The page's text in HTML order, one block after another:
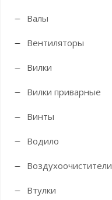
Валы
Вентиляторы
Вилки
Вилки приварные
Винты
Водило
Воздухоочистители
Втулки